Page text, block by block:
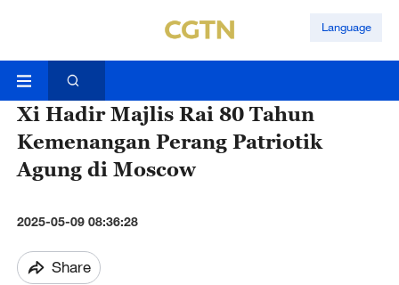
Language
Xi Hadir Majlis Rai 80 Tahun
Kemenangan Perang Patriotik
Agung di Moscow
2025-05-09 08:36:28
Share